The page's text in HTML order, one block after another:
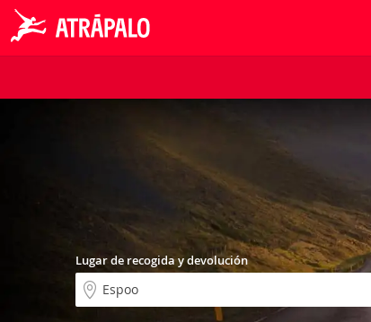
Lugar de recogida y devolución